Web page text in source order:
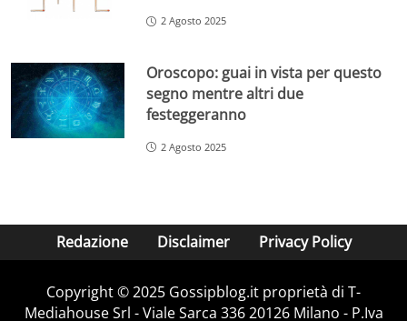
2 Agosto 2025
Oroscopo: guai in vista per questo
segno mentre altri due
festeggeranno
2 Agosto 2025
Redazione Disclaimer Privacy Policy
Copyright © 2025 Gossipblog.it proprietà di T-
Mediahouse Srl - Viale Sarca 336 20126 Milano - P.Iva